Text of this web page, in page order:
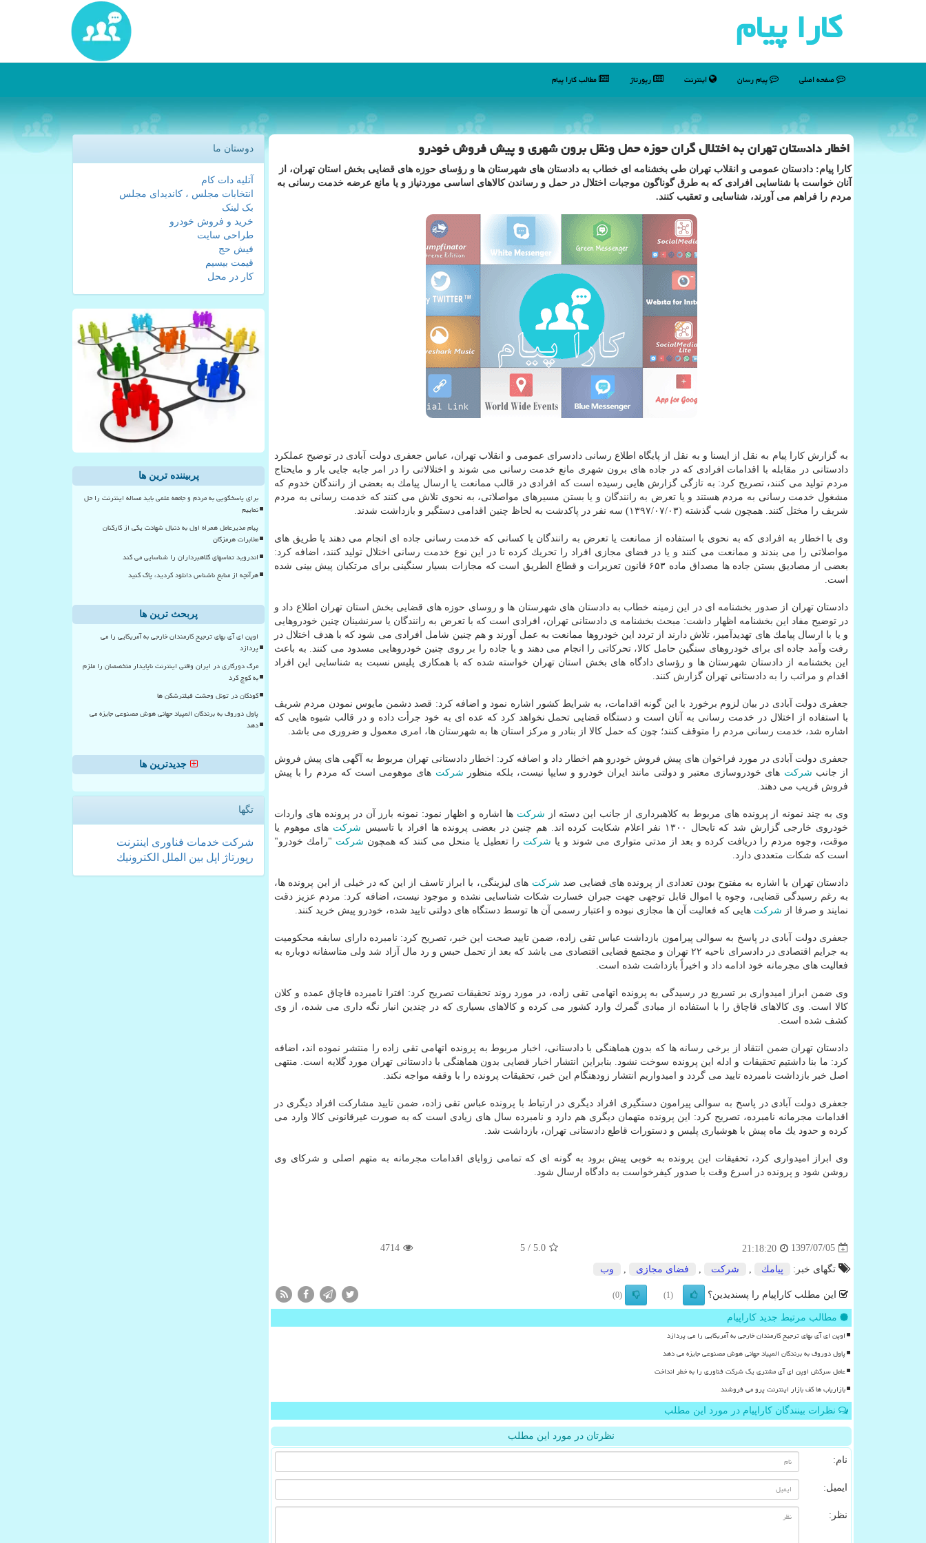
كارا پیام
صفحه اصلی پیام رسان اینترنت رپورتاژ مطالب كارا پیام
اخطار دادستان تهران به اختلال گران حوزه حمل ونقل برون شهری و پیش فروش خودرو
كارا پیام: دادستان عمومی و انقلاب تهران طی بخشنامه ای خطاب به دادستان های شهرستان ها و رؤسای حوزه­ های قضایی بخش استان تهران، از
آنان خواست با شناسایی افرادی كه به طرق گوناگون موجبات اختلال در حمل و رساندن كالاهای اساسی موردنیاز و یا مانع عرضه خدمت رسانی به
مردم را فراهم می آورند، شناسایی و تعقیب كنند.
به گزارش كارا پیام به نقل از ایسنا و به نقل از پایگاه اطلاع رسانی دادسرای عمومی و انقلاب تهران، عباس جعفری دولت آبادی در توضیح عملكرد
دادستانی در مقابله با اقدامات افرادی كه در جاده های برون شهری مانع خدمت رسانی می شوند و اختلالاتی را در امر جابه جایی بار و مایحتاج
مردم تولید می كنند، تصریح كرد: به تازگی گزارش هایی رسیده است كه افرادی در قالب ممانعت یا ارسال پیامك به بعضی از رانندگان خدوم كه
مشغول خدمت رسانی به مردم هستند و یا تعرض به رانندگان و یا بستن مسیرهای مواصلاتی، به نحوی تلاش می كنند كه خدمت رسانی به مردم
شریف را مختل كنند. همچون شب گذشته (۱۳۹۷/۰۷/۰۳) سه نفر در پاكدشت به لحاظ چنین اقدامی دستگیر و بازداشت شدند.
وی با اخطار به افرادی كه به نحوی با استفاده از ممانعت یا تعرض به رانندگان یا كسانی كه خدمت رسانی جاده ای انجام می دهند یا طریق های
مواصلاتی را می بندند و ممانعت می كنند و یا در فضای مجازی افراد را تحریك كرده تا در این نوع خدمت رسانی اختلال تولید كنند، اضافه كرد:
بعضی از مصادیق بستن جاده ها مصداق ماده ۶۵۳ قانون تعزیرات و قطاع الطریق است كه مجازات بسیار سنگینی برای مرتكبان پیش ­بینی شده
است.
دادستان تهران از صدور بخشنامه ای در این زمینه خطاب به دادستان های شهرستان ها و روسای حوزه های قضایی بخش استان تهران اطلاع داد و
در توضیح مفاد این بخشنامه اظهار داشت: مبحث بخشنامه­ ی دادستانی تهران، افرادی است كه با تعرض به رانندگان یا سرنشینان چنین خودروهایی
و یا با ارسال پیامك­ های تهدید­آمیز، تلاش دارند از تردد این خودروها ممانعت به عمل آورند و هم­ چنین شامل افرادی می­ شود كه با هدف اختلال در
رفت وآمد جاده­ ای برای خودروهای سنگین حامل كالا، تحركاتی را انجام می دهند و یا جاده را بر روی چنین خودروهایی مسدود می­ كنند. به باعث
این بخشنامه از دادستان شهرستان­ ها و رؤسای دادگاه­ های بخش استان تهران خواسته شده كه با همكاری پلیس نسبت به شناسایی این افراد
اقدام و مراتب را به دادستانی تهران گزارش كنند.
جعفری دولت آبادی در بیان لزوم برخورد با این گونه اقدامات، به شرایط كشور اشاره نمود و اضافه كرد: قصد دشمن مایوس نمودن مردم شریف
با استفاده از اختلال در خدمت رسانی به آنان است و دستگاه قضایی تحمل نخواهد كرد كه عده ای به خود جرأت داده و در قالب شیوه هایی كه
اشاره شد، خدمت رسانی مردم را متوقف كنند؛ چون كه حمل كالا از بنادر و مركز استان ها به شهرستان ها، امری معمول و ضروری می باشد.
جعفری دولت آبادی در مورد فراخوان های پیش فروش خودرو هم اخطار داد و اضافه كرد: اخطار دادستانی تهران مربوط به آگهی های پیش فروش
از جانب شركت های خودروسازی معتبر و دولتی مانند ایران خودرو و سایپا نیست، بلكه منظور شركت های موهومی است كه مردم را با پیش
فروش فریب می دهند.
وی به چند نمونه از پرونده های مربوط به كلاهبرداری از جانب این دسته از شركت ها اشاره و اظهار نمود: نمونه بارز آن در پرونده های واردات
خودروی خارجی گزارش شد كه تابحال ۱۳۰۰ نفر اعلام شكایت كرده اند. هم چنین در بعضی پرونده ها افراد با تاسیس
شركت های موهوم یا
موقت، وجوه مردم را دریافت كرده و بعد از مدتی متواری می شوند و یا شركت را تعطیل یا منحل می كنند كه همچون شركت "رامك خودرو"
است كه شكات متعددی دارد.
دادستان تهران با اشاره به مفتوح بودن تعدادی از پرونده های قضایی ضد شركت های لیزینگی، با ابراز تاسف از این كه در خیلی از این پرونده ها،
به رغم رسیدگی قضایی، وجوه یا اموال قابل توجهی جهت جبران خسارت شكات شناسایی نشده و موجود نیست، اضافه كرد: مردم عزیز دقت
نمایند و صرفا از شركت هایی كه فعالیت آن ها مجازی نبوده و اعتبار رسمی آن ها توسط دستگاه های دولتی تایید شده، خودرو پیش خرید كنند.
جعفری دولت آبادی در پاسخ به سوالی پیرامون بازداشت عباس تقی زاده، ضمن تایید صحت این خبر، تصریح كرد: نامبرده دارای سابقه محكومیت
به جرایم اقتصادی در دادسرای ناحیه ۲۲ تهران و مجتمع قضایی اقتصادی می باشد كه بعد از تحمل حبس و رد مال آزاد شد ولی متاسفانه دوباره به
فعالیت های مجرمانه خود ادامه داد و اخیراً بازداشت شده است.
وی ضمن ابراز امیدواری بر تسریع در رسیدگی به پرونده اتهامی تقی زاده، در مورد روند تحقیقات تصریح كرد: افترا نامبرده قاچاق عمده و كلان
كالا است. وی كالاهای قاچاق را با استفاده از مبادی گمرك وارد كشور می كرده و كالاهای بسیاری كه در چندین انبار نگه داری می شده، از وی
كشف شده است.
دادستان تهران ضمن انتقاد از برخی رسانه ها كه بدون هماهنگی با دادستانی، اخبار مربوط به پرونده اتهامی تقی زاده را منتشر نموده اند، اضافه
كرد: ما بنا داشتیم تحقیقات و ادله این پرونده سوخت نشود. بنابراین انتشار اخبار قضایی بدون هماهنگی با دادستانی تهران مورد گلایه است. منتهی
اصل خبر بازداشت نامبرده تایید می گردد و امیدواریم انتشار زودهنگام این خبر، تحقیقات پرونده را با وقفه مواجه نكند.
جعفری دولت آبادی در پاسخ به سوالی پیرامون دستگیری افراد دیگری در ارتباط با پرونده عباس تقی زاده، ضمن تایید مشاركت افراد دیگری در
اقدامات مجرمانه نامبرده، تصریح كرد: این پرونده متهمان دیگری هم دارد و نامبرده سال های زیادی است كه به صورت غیرقانونی كالا وارد می
كرده و حدود یك ماه پیش با هوشیاری پلیس و دستورات قاطع دادستانی تهران، بازداشت شد.
وی ابراز امیدواری كرد، تحقیقات این پرونده به خوبی پیش برود به گونه ای كه تمامی زوایای اقدامات مجرمانه به متهم اصلی و شركای وی
روشن شود و پرونده در اسرع وقت با صدور كیفرخواست به دادگاه ارسال شود.
1397/07/05
21:18:20
5.0
/ 5
4714
تگهای خبر: پیامك شركت فضای مجازی وب
این مطلب کاراپیام را پسندیدین؟ (1)
(0)
مطالب مرتبط جدید کاراپیام
اوپن ای آی بهای ترجیح کارمندان خارجی به آمریکایی را می پردازد
پاول دوروف به برندگان المپیاد جهانی هوش مصنوعی جایزه می دهد
عامل سرکش اوپن ای آی مشتری یک شرکت فناوری را به خطر انداخت
بازاریاب ها کف بازار اینترنت پرو می فروشند
نظرات بینندگان کاراپیام در مورد این مطلب
نظرتان در مورد این مطلب
نام:
ایمیل:
نظر:
دوستان ما
آتلیه دات کام
انتخابات مجلس ، کاندیدای مجلس
بک لینک
خرید و فروش خودرو
طراحی سایت
فیش حج
قیمت بیسیم
کار در محل
پربیننده ترین ها
برای پاسخگویی به مردم و جامعه علمی باید مساله اینترنت را حل
نماییم
پیام مدیرعامل همراه اول به دنبال شهادت یکی از کارکنان
مخابرات هرمزگان
اندروید تماسهای کلاهبرداران را شناسایی می کند
هرآنچه از منابع ناشناس دانلود کردید، پاک کنید
پربحث ترین ها
اوپن ای آی بهای ترجیح کارمندان خارجی به آمریکایی را می
پردازد
مرگ دورکاری در ایران وقتی اینترنت ناپایدار متخصصان را ملزم
به کوچ کرد
کودکان در تونل وحشت فیلترشکن ها
پاول دوروف به برندگان المپیاد جهانی هوش مصنوعی جایزه می
دهد
جدیدترین ها
تگها
شركت خدمات فناوری اینترنت
رپورتاژ
اپل بین الملل الكترونیك